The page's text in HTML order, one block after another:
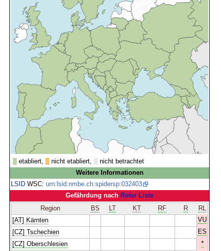
etabliert, nicht etabliert,
nicht betrachtet
Weitere Informationen
LSID WSC:urn:lsid:nmbe.ch:spidersp:032403
Gefährdung nach Roter Liste
Region
BS LT KT RF R
RL
[AT] Kärnten
VU
[CZ] Tschechien
ES
[CZ] Oberschlesien
*